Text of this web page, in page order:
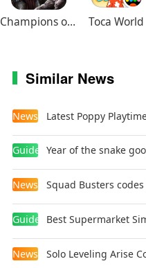
Champions of Avan Toca World
Similar News
News Latest Poppy
Guides Year of the snake
News Squad Busters codes
Guides
News Solo Leveling Arise